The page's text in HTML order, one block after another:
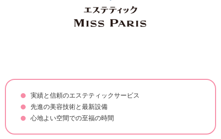
実績と信頼のエステティックサービス
先進の美容技術と最新設備
心地よい空間での至福の時間